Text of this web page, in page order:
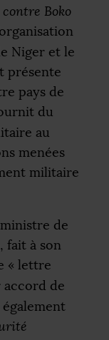
Boko
Niger et le
présente
pays de
du
au
menées
militaire
de
fait à son
« lettre
accord de